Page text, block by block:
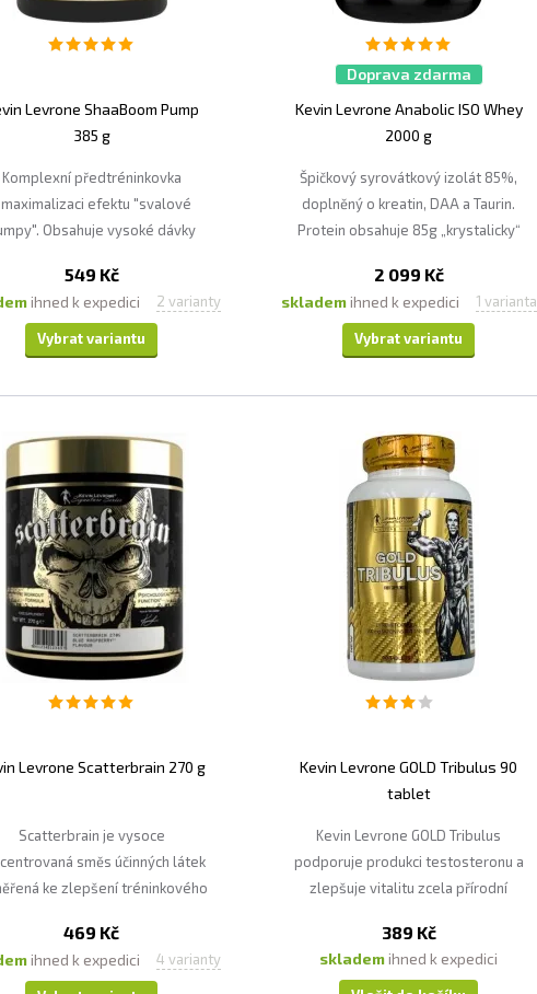
Levrone ShaaBoom Pump
385 g
Komplexní předtréninkovka
maximalizaci efektu "svalové
Obsahuje vysoké dávky
trénink.
549 Kč
ihned k expedici 2 varianty
Vybrat variantu
Doprava zdarma
Kevin Levrone Anabolic ISO Whey
2000 g
Špičkový syrovátkový izolát 85%,
doplněný o kreatin, DAA a Taurin.
Protein obsahuje 85g „krystalicky“
bílkoviny na 100g prášku pro
rychlý nárůst objemu svalové
hmoty.
2 099 Kč
sklademihned k expedici 1 varianta
Vybrat variantu
Levrone Scatterbrain 270 g
Scatterbrain je vysoce
směs účinných látek
ke zlepšení tréninkového
a psychické pohody.
469 Kč
ihned k expedici 4 varianty
Kevin Levrone GOLD Tribulus 90
tablet
Kevin Levrone GOLD Tribulus
podporuje produkci testosteronu a
zlepšuje vitalitu zcela přírodní
389 Kč
sklademihned k expedici